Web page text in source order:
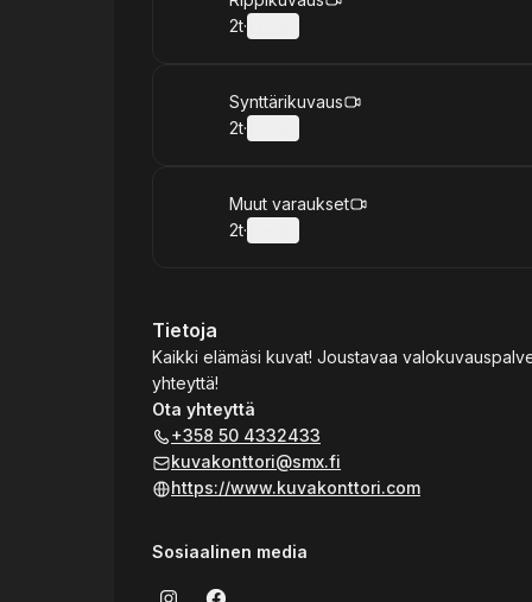
.Kesto:
2t·
Varaa
Synttärikuvaus
.Kesto:
2t·
Varaa
Muut varaukset
.Kesto:
2t·
Tietoja
Kaikki elämäsi kuvat! Joustavaa
yhteyttä!
Ota yhteyttä
+358 50 4332433
kuvakonttori@smx.fi
https://www.kuvakonttori.com
Sosiaalinen media